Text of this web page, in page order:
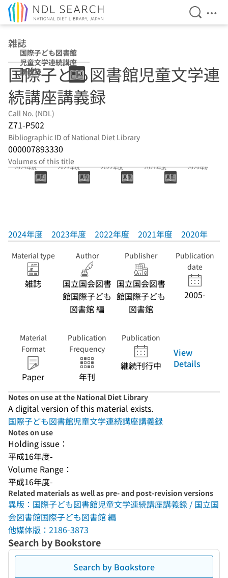
Open
雑誌
国際子ども図書館
児童文学連続講座
講義録
国際子ども図書館児童文学連
続講座講義録
Call No. (NDL)
Z71-P502
Bibliographic ID of National Diet Library
000007893330
Volumes of this title
2024年度
2024年度
2023年度
2023年度
2022年度
2022年度
2021年度
2021年度
2020年度
2020年度
Material type
雑誌
Author
国立国会図書
館国際子ども
図書館 編
Publisher
国立国会図書
館国際子ども
図書館
Publication
date
2005-
Material
Format
Paper
Publication
Frequency
年刊
Publication
継続刊行中
View
Details
Notes on use at the National Diet Library
A digital version of this material exists.
国際子ども図書館児童文学連続講座講義録
Notes on use
Holding issue：
平成16年度-
Volume Range：
平成16年度-
Related materials as well as pre- and post-revision versions
異版：国際子ども図書館児童文学連続講座講義録 / 国立国
会図書館国際子ども図書館 編
他媒体版：2186-3873
Search by Bookstore
Search by Bookstore